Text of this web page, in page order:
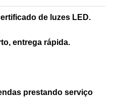
de luzes LED.
entrega rápida.
prestando serviço